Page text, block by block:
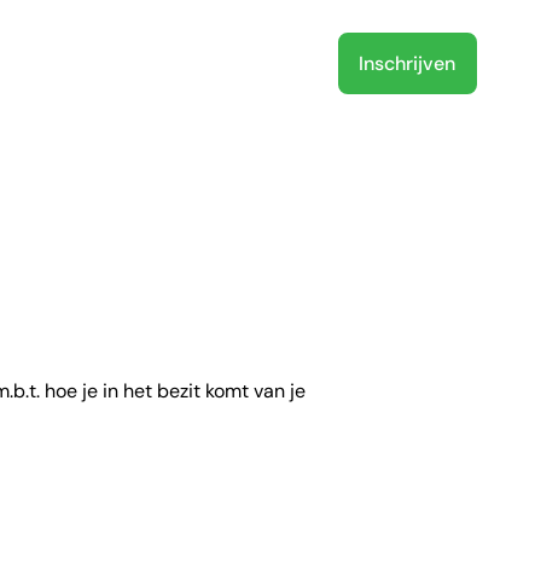
Inschrijven
hoe je in het bezit komt van je